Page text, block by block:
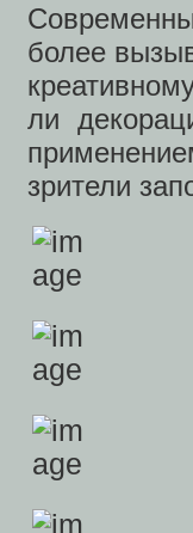
более
ли
зрители